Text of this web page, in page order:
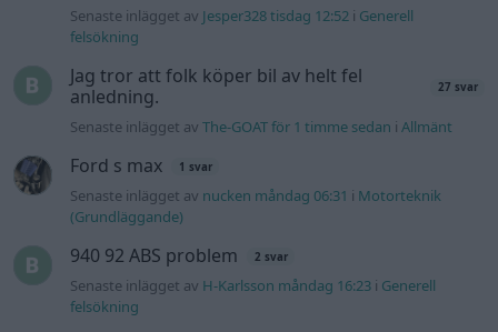
Senaste inlägget av Jesper328 tisdag 12:52 i Generell
felsökning
Jag tror att folk köper bil av helt fel
anledning.
27 svar
Senaste inlägget avThe-GOAT för 1 timme sedan iAllmänt
Ford s max 1 svar
Senaste inlägget av nucken måndag 06:31 i Motorteknik
(Grundläggande)
940 92 ABS problem 2 svar
Senaste inlägget av H-Karlsson måndag 16:23 i Generell
felsökning